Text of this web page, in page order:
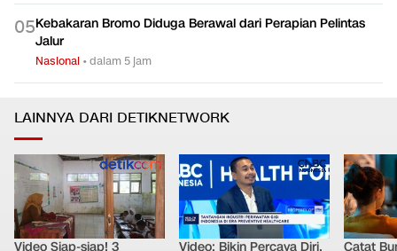
05Kebakaran Bromo Diduga Berawal dari Perapian Pelintas
Jalur
Nasional •dalam 5 jam
LAINNYA DARI DETIKNETWORK
Video Siap-siap! 3
Video: Bikin Percaya Diri,
Catat